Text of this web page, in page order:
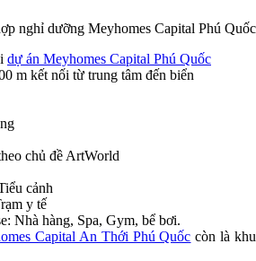
nghỉ dưỡng Meyhomes Capital Phú Quốc
dự án Meyhomes Capital Phú Quốc
m kết nối từ trung tâm đến biển
chủ đề ArtWorld
cảnh
y tế
Nhà hàng, Spa, Gym, bể bơi.
Capital An Thới Phú Quốc còn là khu